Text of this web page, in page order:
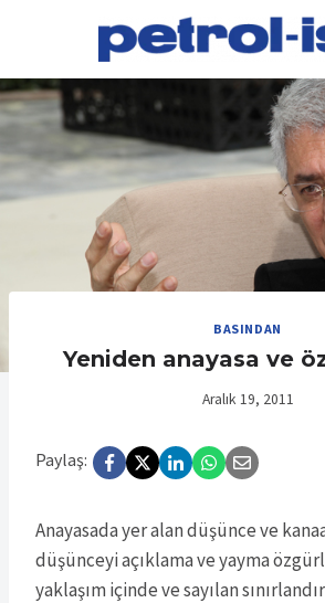
content
BASINDAN
Yeniden anayasa ve
Aralık 19, 2011
Paylaş:
Anayasada yer alan düşünce ve
düşünceyi açıklama ve yayma
yaklaşım içinde ve sayılan